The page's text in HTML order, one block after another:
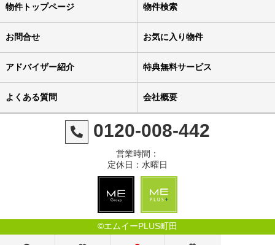
物件トップページ 物件検索
お問合せ お気に入り物件
アドバイザー紹介 特典無料サービス
よくある質問 会社概要
0120-008-442
営業時間：
定休日：水曜日
©エムイーPLUS町田